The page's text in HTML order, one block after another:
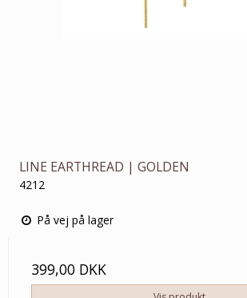
LINE EARTHREAD | GOLDEN
4212
På vej på lager
399,00 DKK